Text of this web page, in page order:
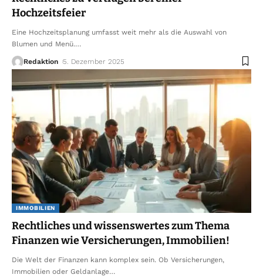
Hochzeitsfeier
Eine Hochzeitsplanung umfasst weit mehr als die Auswahl von
Blumen und Menü.…
Redaktion 5. Dezember 2025
IMMOBILIEN
Rechtliches und wissenswertes zum Thema
Finanzen wie Versicherungen, Immobilien!
Die Welt der Finanzen kann komplex sein. Ob Versicherungen,
Immobilien oder Geldanlage…